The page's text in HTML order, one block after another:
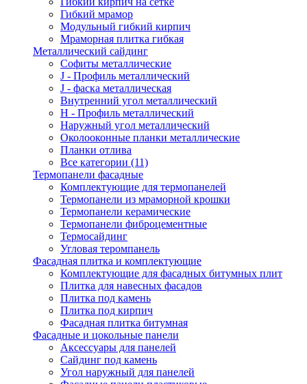
Гибкий мрамор
Модульный гибкий кирпич
Мраморная плитка гибкая
Металлический сайдинг
Cофиты металлические
J - Профиль металлический
J - фаска металлическая
Внутренний угол металлический
Н - Профиль металлический
Наружный угол металлический
Околооконные планки металлические
Планки отлива
Все категории (11)
Термопанели фасадные
Комплектующие для термопанелей
Термопанели из мраморной крошки
Термопанели керамические
Термопанели фиброцементные
Термосайдинг
Угловая теромпанель
Фасадная плитка и комплектующие
Комплектующие для фасадных битумных плит
Плитка для навесных фасадов
Плитка под камень
Плитка под кирпич
Фасадная плитка битумная
Фасадные и цокольные панели
Аксессуары для панелей
Сайдинг под камень
Угол наружный для панелей